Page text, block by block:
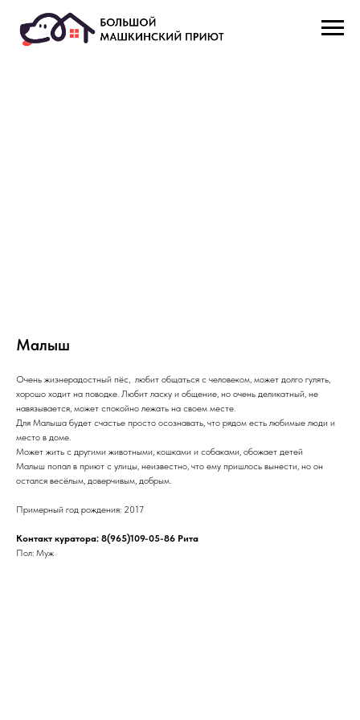
Малыш
Очень жизнерадостный пёс, любит общаться с человеком, может долго гулять,
хорошо ходит на поводке. Любит ласку и общение, но очень деликатный, не
навязывается, может спокойно лежать на своем месте.
Для Малыша будет счастье просто осознавать, что рядом есть любимые люди и
место в доме.
Может жить с другими животными, кошками и собаками, обожает детей
Малыш попал в приют с улицы, неизвестно, что ему пришлось вынести, но он
остался весёлым, доверчивым, добрым.
Примерный год рождения: 2017
Контакт куратора: 8(965)109-05-86 Рита
Пол: Муж